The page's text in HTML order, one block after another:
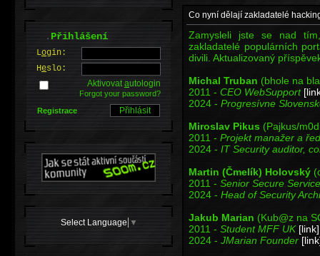
Co nyní dělají zakladatelé
Zamysleli jste se nad
zakladatelé populárních
divili. Aktualizovaný
Michal Truban (bhole na
2011 - CEO WebSupport
2024 - Progresívne
Miroslav Pikus (Pajkus/
2011 - Projekt manažer a
2024 - IT Security auditor,
Martin (Čmelík) Holovský
2011 - Senior Secure
2024 - Head of Security
Jakub Marian (Kub@z na
2011 - Student MFF UK [link]
2024 - JMarian Founder
.Přihlášení
Login:
Heslo:
Aktivovatautologin
Forgot your password?
Registrace
Select Language ▼